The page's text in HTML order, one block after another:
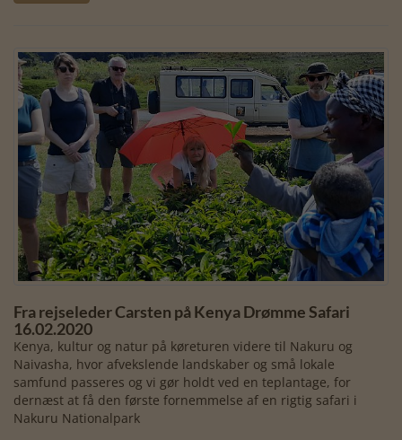
Fra rejseleder Carsten på Kenya Drømme Safari
16.02.2020
Kenya, kultur og natur på køreturen videre til Nakuru og
Naivasha, hvor afvekslende landskaber og små lokale
samfund passeres og vi gør holdt ved en teplantage, for
dernæst at få den første fornemmelse af en rigtig safari i
Nakuru Nationalpark